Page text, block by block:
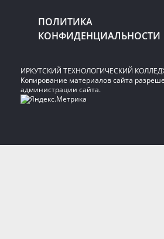
ПОЛИТИКА
КОНФИДЕНЦИАЛЬНОСТИ
ИРКУТСКИЙ ТЕХНОЛОГИЧЕСКИЙ
Копирование материалов сайта
администрации сайта.